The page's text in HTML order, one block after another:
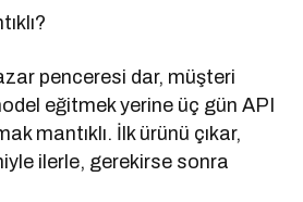
penceresi dar, müşteri
eğitmek yerine üç gün API
mantıklı. İlk ürünü çıkar,
ilerle, gerekirse sonra